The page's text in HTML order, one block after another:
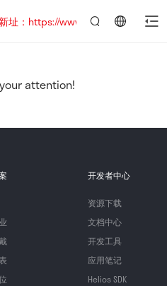
址：https://www.quectel.com.cn
attention!
开发者中心
资源下载
文档中心
开发工具
应用笔记
Helios SDK